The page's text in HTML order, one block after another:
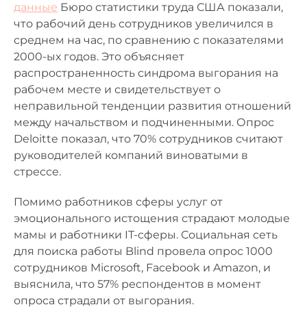
данные Бюро статистики труда США показали,
что рабочий день сотрудников увеличился в
среднем на час, по сравнению с показателями
2000-ых годов. Это объясняет
распространенность синдрома выгорания на
рабочем месте и свидетельствует о
неправильной тенденции развития отношений
между начальством и подчиненными. Опрос
Deloitte показал, что 70% сотрудников считают
руководителей компаний виноватыми в
стрессе.
Помимо работников сферы услуг от
эмоционального истощения страдают молодые
мамы и работники IT-сферы. Социальная сеть
для поиска работы Blind провела опрос 1000
сотрудников Microsoft, Facebook и Amazon, и
выяснила, что 57% респондентов в момент
опроса страдали от выгорания.